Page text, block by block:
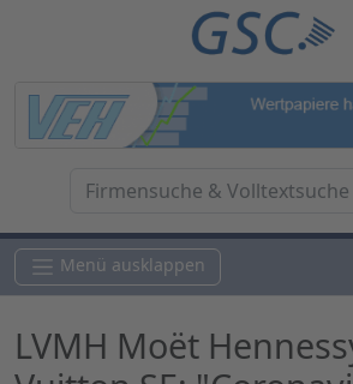
Menü ausklappen
LVMH Moët